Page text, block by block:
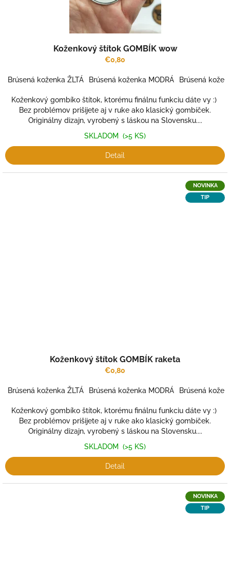
Koženkový štítok GOMBÍK wow
€0,80
Brúsená koženka ŽLTÁ Brúsená koženka MODRÁ Brúsená
Koženkový gombíko štítok, ktorému finálnu funkciu dáte vy :)
Bez problémov prišijete aj v ruke ako klasický gombíček.
Originálny dizajn, vyrobený s láskou na Slovensku....
SKLADOM (>5 KS)
Detail
NOVINKA
TIP
Koženkový štítok GOMBÍK raketa
€0,80
Brúsená koženka ŽLTÁ Brúsená koženka MODRÁ Brúsená
Koženkový gombíko štítok, ktorému finálnu funkciu dáte vy :)
Bez problémov prišijete aj v ruke ako klasický gombíček.
Originálny dizajn, vyrobený s láskou na Slovensku....
SKLADOM (>5 KS)
Detail
NOVINKA
TIP